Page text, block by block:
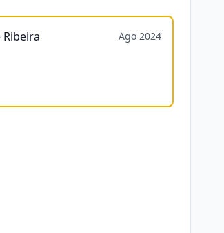
Ribeira Ago 2024